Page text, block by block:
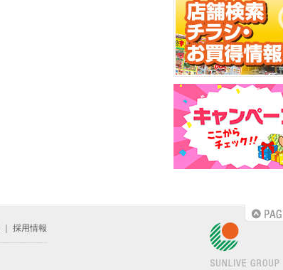
採用情報